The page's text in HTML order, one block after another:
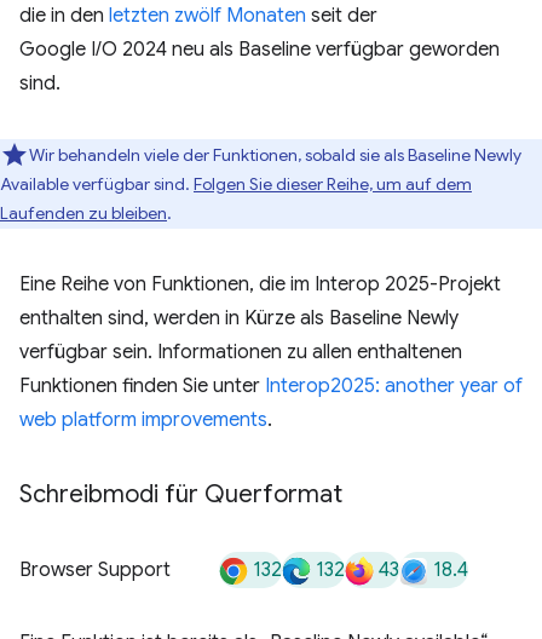
die in den letzten zwölf Monaten seit der
Google I/O 2024 neu als Baseline verfügbar geworden
sind.
Wir behandeln viele der Funktionen, sobald sie als Baseline Newly
Available verfügbar sind. Folgen Sie dieser Reihe, um auf dem
Laufenden zu bleiben.
Eine Reihe von Funktionen, die im Interop 2025-Projekt
enthalten sind, werden in Kürze als Baseline Newly
verfügbar sein. Informationen zu allen enthaltenen
Funktionen finden Sie unter Interop2025: another year of
web platform improvements.
Schreibmodi für Querformat
Browser Support 132 132 43 18.4